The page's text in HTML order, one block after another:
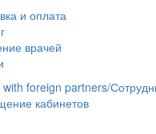
и оплата
врачей
foreign partners/
кабинетов